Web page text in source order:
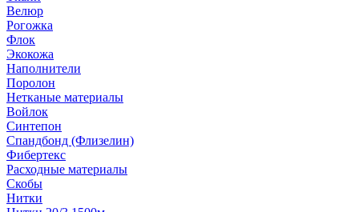
Велюр
Рогожка
Флок
Экокожа
Наполнители
Поролон
Нетканые материалы
Войлок
Синтепон
Спандбонд (Флизелин)
Фибертекс
Расходные материалы
Скобы
Нитки